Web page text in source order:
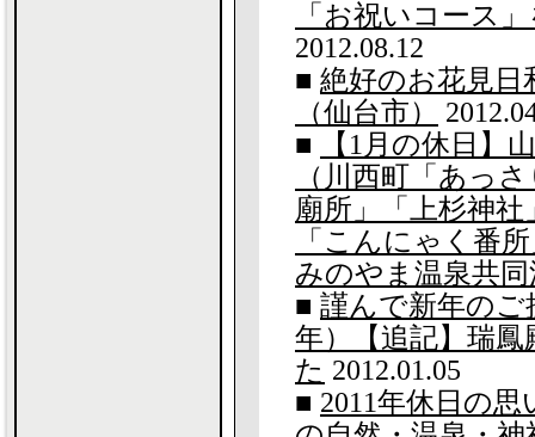
「お祝いコース
2012.08.12
■ 絶好のお花見日
（仙台市）
■
【1月の休日】
（川西町「あっ
廟所」「上杉神
「こんにゃく番
みのやま温泉共
■ 謹んで新年のご
年）【追記】瑞
た 2012.01.05
■ 2011年休日の